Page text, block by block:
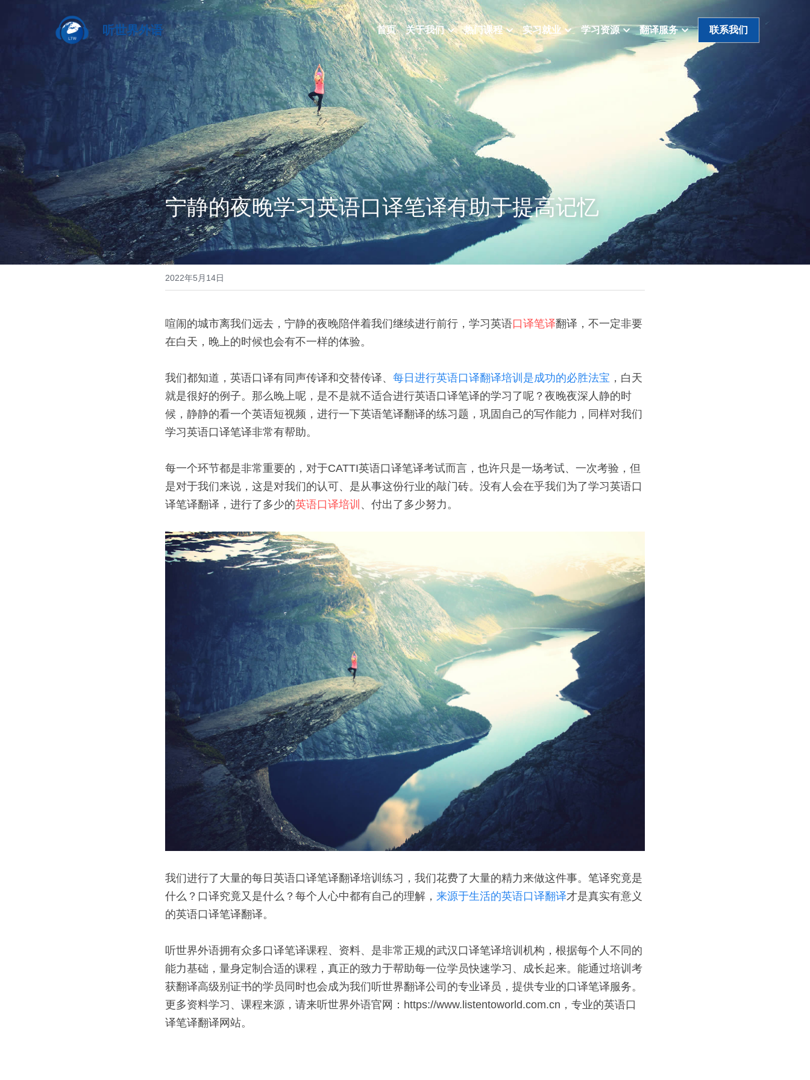
听世界外语 首页 关于我们 热门课程 实习就业 学习资源 翻译服务 联系我们
宁静的夜晚学习英语口译笔译有助于提高记忆
2022年5月14日
喧闹的城市离我们远去，宁静的夜晚陪伴着我们继续进行前行，学习英语口译笔译翻译，不一定非要
在白天，晚上的时候也会有不一样的体验。
我们都知道，英语口译有同声传译和交替传译、 每日进行英语口译翻译培训是成功的必胜法宝 ，白天
就是很好的例子。那么晚上呢，是不是就不适合进行英语口译笔译的学习了呢？夜晚夜深人静的时
候，静静的看一个英语短视频，进行一下英语笔译翻译的练习题，巩固自己的写作能力，同样对我们
学习英语口译笔译非常有帮助。
每一个环节都是非常重要的，对于CATTI英语口译笔译考试而言，也许只是一场考试、一次考验，但
是对于我们来说，这是对我们的认可、是从事这份行业的敲门砖。没有人会在乎我们为了学习英语口
译笔译翻译，进行了多少的英语口译培训 、付出了多少努力。
我们进行了大量的每日英语口译笔译翻译培训练习，我们花费了大量的精力来做这件事。笔译究竟是
什么？口译究竟又是什么？每个人心中都有自己的理解， 来源于生活的英语口译翻译才是真实有意义
的英语口译笔译翻译。
听世界外语拥有众多口译笔译课程、资料、是非常正规的武汉口译笔译培训机构，根据每个人不同的
能力基础，量身定制合适的课程，真正的致力于帮助每一位学员快速学习、成长起来。能通过培训考
获翻译高级别证书的学员同时也会成为我们听世界翻译公司的专业译员，提供专业的口译笔译服务。
更多资料学习、课程来源，请来听世界外语官网：https://www.listentoworld.com.cn，专业的英语口
译笔译翻译网站。